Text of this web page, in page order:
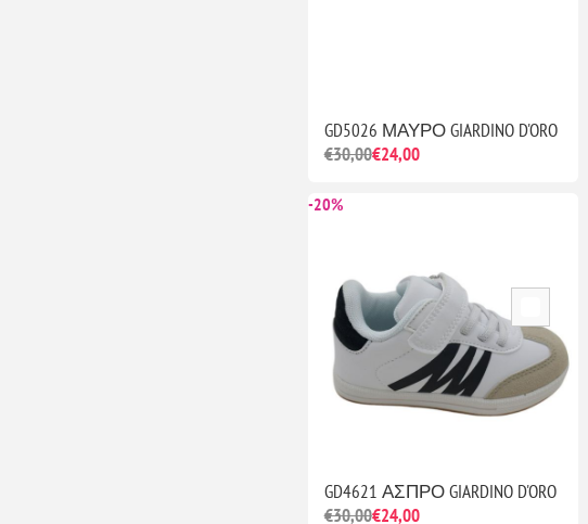
GD5026 ΜΑΥΡΟ GIARDINO D'ORO
€30,00€24,00
-20%
GD4621 ΑΣΠΡΟ GIARDINO D'ORO
€30,00€24,00